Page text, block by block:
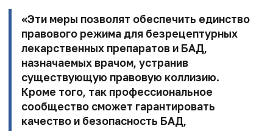
«Эти меры позволят обеспечить единство
правового режима для безрецептурных
лекарственных препаратов и БАД,
назначаемых врачом, устранив
существующую правовую коллизию.
Кроме того, так профессиональное
сообщество сможет гарантировать
качество и безопасность БАД,